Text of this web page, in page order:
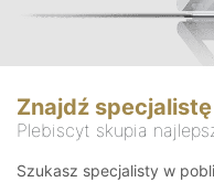
Znajdź specjalistę
Plebiscyt skupia
Szukasz specjalisty w